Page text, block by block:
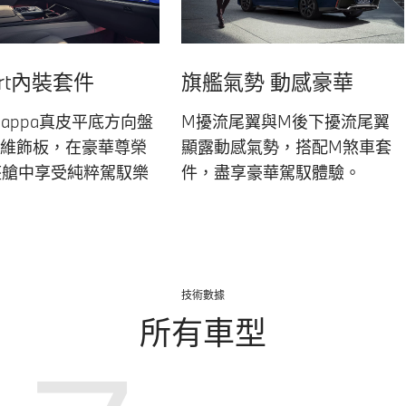
內裝套件
真皮平底方向盤
飾板，在豪華尊榮
中享受純粹駕馭樂
旗艦氣勢 動感豪華
M擾流尾翼與M後下擾流尾翼
顯露動感氣勢，搭配M煞車套
件，盡享豪華駕馭體驗。
技術數據
所有車型